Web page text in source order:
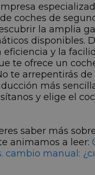
coches de
la amplia
disponibles.
eficiencia y la
te ofrece un
te arrepentirás
más
y elige el
saber más
animamos a leer:
cambio manual: